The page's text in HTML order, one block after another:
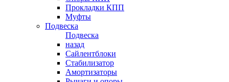
Прокладки КПП
Муфты
Подвеска
Подвеска
назад
Сайлентблоки
Стабилизатор
Амортизаторы